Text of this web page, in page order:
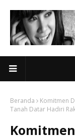
Beranda
Komitmen
Tanah Datar Hadiri